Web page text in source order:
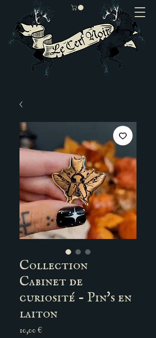
Collection
Cabinet de
curiosité - Pin's en
laiton
10,00 €Prix